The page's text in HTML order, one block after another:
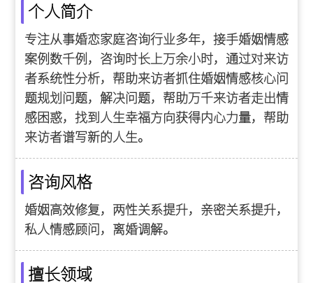
个人简介
专注从事婚恋家庭咨询行业多年，接手婚姻情感
案例数千例，咨询时长上万余小时，通过对来访
者系统性分析，帮助来访者抓住婚姻情感核心问
题规划问题，解决问题，帮助万千来访者走出情
感困惑，找到人生幸福方向获得内心力量，帮助
来访者谱写新的人生。
咨询风格
婚姻高效修复，两性关系提升，亲密关系提升，
私人情感顾问，离婚调解。
擅长领域